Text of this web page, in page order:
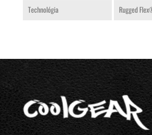
Technológia Rugged